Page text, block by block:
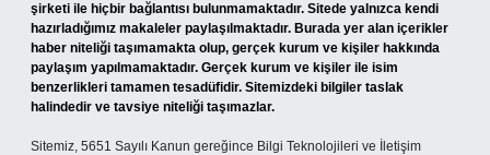
şirketi ile hiçbir bağlantısı bulunmamaktadır. Sitede yalnızca kendi
hazırladığımız makaleler paylaşılmaktadır. Burada yer alan içerikler
haber niteliği taşımamakta olup, gerçek kurum ve kişiler hakkında
paylaşım yapılmamaktadır. Gerçek kurum ve kişiler ile isim
benzerlikleri tamamen tesadüfidir. Sitemizdeki bilgiler taslak
halindedir ve tavsiye niteliği taşımazlar.
Sitemiz, 5651 Sayılı Kanun gereğince Bilgi Teknolojileri ve İletişim